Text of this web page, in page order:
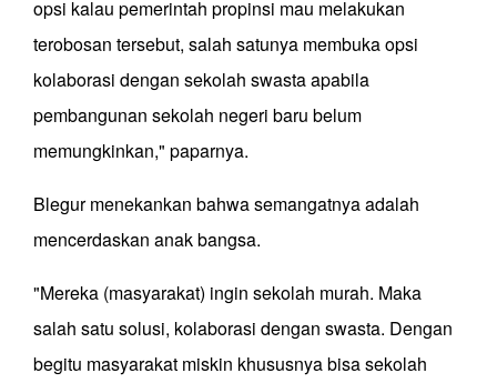
opsi kalau pemerintah propinsi mau melakukan
terobosan tersebut, salah satunya membuka opsi
kolaborasi dengan sekolah swasta apabila
pembangunan sekolah negeri baru belum
memungkinkan," paparnya.
Blegur menekankan bahwa semangatnya adalah
mencerdaskan anak bangsa.
"Mereka (masyarakat) ingin sekolah murah. Maka
salah satu solusi, kolaborasi dengan swasta. Dengan
begitu masyarakat miskin khususnya bisa sekolah